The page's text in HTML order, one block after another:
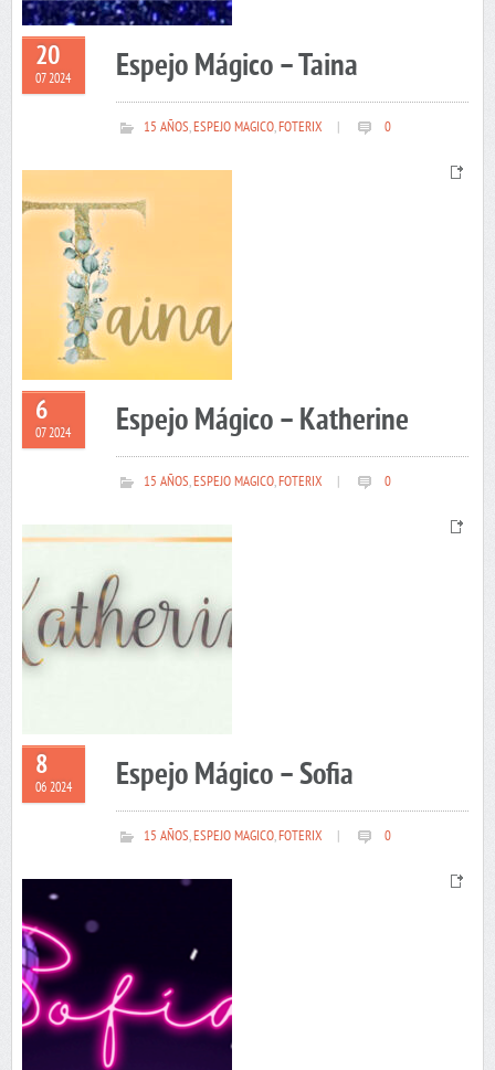
20
07 2024 Espejo Mágico – Taina
15 AÑOS,ESPEJO MAGICO,FOTERIX 0
6
07 2024 Espejo Mágico – Katherine
15 AÑOS,ESPEJO MAGICO,FOTERIX 0
8
06 2024 Espejo Mágico – Sofia
15 AÑOS,ESPEJO MAGICO,FOTERIX 0